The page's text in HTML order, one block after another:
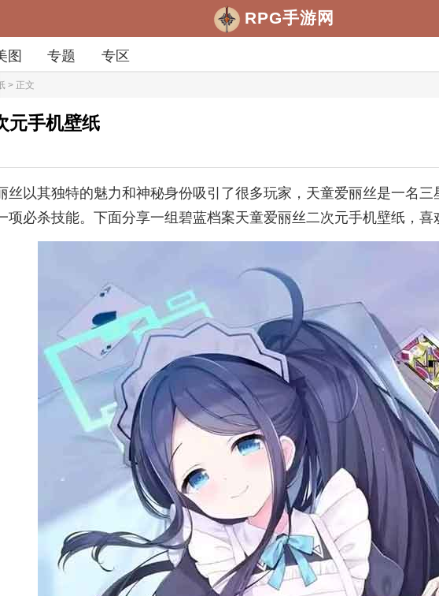
RPG手游网
图 专题 专区
> 正文
元手机壁纸
丝以其独特的魅力和神秘身份吸引了很多玩家，天童爱丽丝是一名
必杀技能。下面分享一组碧蓝档案天童爱丽丝二次元手机壁纸，喜